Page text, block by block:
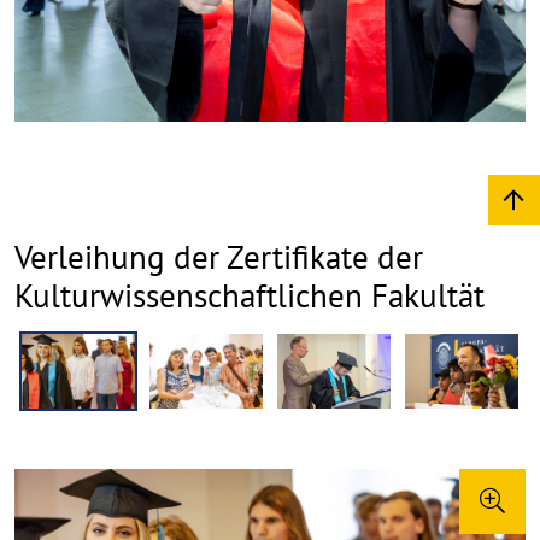
Verleihung der Zertifikate der
Kulturwissenschaftlichen Fakultät